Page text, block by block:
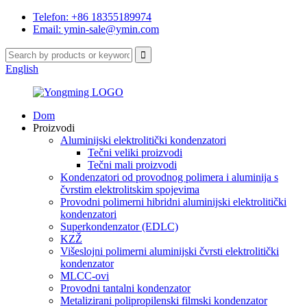
Telefon: +86 18355189974
Email: ymin-sale@ymin.com
English
Dom
Proizvodi
Aluminijski elektrolitički kondenzatori
Tečni veliki proizvodi
Tečni mali proizvodi
Kondenzatori od provodnog polimera i aluminija s
čvrstim elektrolitskim spojevima
Provodni polimerni hibridni aluminijski elektrolitički
kondenzatori
Superkondenzator (EDLC)
KZŽ
Višeslojni polimerni aluminijski čvrsti elektrolitički
kondenzator
MLCC-ovi
Provodni tantalni kondenzator
Metalizirani polipropilenski filmski kondenzator